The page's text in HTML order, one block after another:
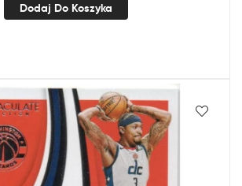
Dodaj Do Koszyka